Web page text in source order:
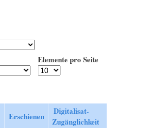
Elemente pro Seite
Erschienen
Digitalisat-
Zugänglichkeit